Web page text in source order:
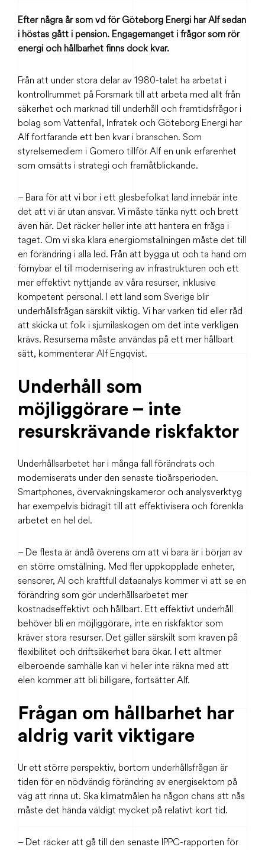
Efter några år som vd för Göteborg Energi har Alf sedan
i höstas gått i pension. Engagemanget i frågor som rör
energi och hållbarhet finns dock kvar.
Från att under stora delar av 1980-talet ha arbetat i
kontrollrummet på Forsmark till att arbeta med allt från
säkerhet och marknad till underhåll och framtidsfrågor i
bolag som Vattenfall, Infratek och Göteborg Energi har
Alf fortfarande ett ben kvar i branschen. Som
styrelsemedlem i Gomero tillför Alf en unik erfarenhet
som omsätts i strategi och framåtblickande.
– Bara för att vi bor i ett glesbefolkat land innebär inte
det att vi är utan ansvar. Vi måste tänka nytt och brett
även här. Det räcker heller inte att hantera en fråga i
taget. Om vi ska klara energiomställningen måste det till
en förändring i alla led. Från att bygga ut och ta hand om
förnybar el till modernisering av infrastrukturen och ett
mer effektivt nyttjande av våra resurser, inklusive
kompetent personal. I ett land som Sverige blir
underhållsfrågan särskilt viktig. Vi har varken tid eller råd
att skicka ut folk i sjumilaskogen om det inte verkligen
krävs. Resurserna måste användas på ett mer hållbart
sätt, kommenterar Alf Engqvist.
Underhåll som
möjliggörare – inte
resurskrävande riskfaktor
Underhållsarbetet har i många fall förändrats och
moderniserats under den senaste tioårsperioden.
Smartphones, övervakningskameror och analysverktyg
har exempelvis bidragit till att effektivisera och förenkla
arbetet en hel del.
– De flesta är ändå överens om att vi bara är i början av
en större omställning. Med fler uppkopplade enheter,
sensorer, AI och kraftfull dataanalys kommer vi att se en
förändring som gör underhållsarbetet mer
kostnadseffektivt och hållbart. Ett effektivt underhåll
behöver bli en möjliggörare, inte en riskfaktor som
kräver stora resurser. Det gäller särskilt som kraven på
flexibilitet och driftsäkerhet bara ökar. I ett alltmer
elberoende samhälle kan vi heller inte räkna med att
elen kommer att bli billigare, fortsätter Alf.
Frågan om hållbarhet har
aldrig varit viktigare
Ur ett större perspektiv, bortom underhållsfrågan är
tiden för en nödvändig förändring av energisektorn på
väg att rinna ut. Ska klimatmålen ha någon chans att nås
måste det hända väldigt mycket på relativt kort tid.
– Det räcker att gå till den senaste IPPC-rapporten för